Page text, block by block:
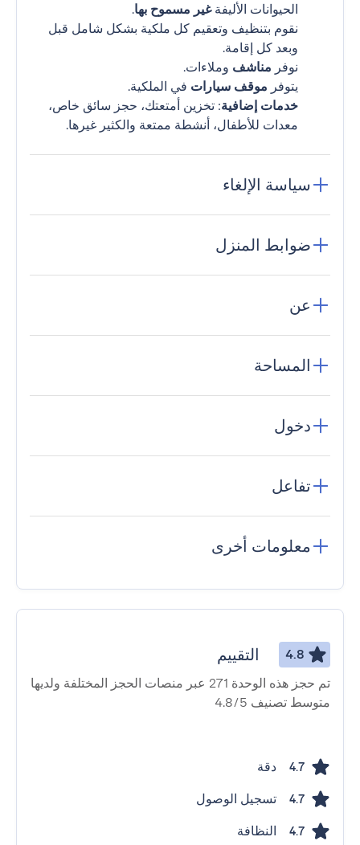
الحيوانات الأليفةغير مسموح بها.
نقوم بتنظيف وتعقيم كل ملكية بشكل شامل قبل
وبعد كل إقامة.
نوفر مناشف وملاءات.
يتوفر موقف سيارات في الملكية.
خدمات إضافية: تخزين أمتعتك، حجز سائق خاص،
معدات للأطفال، أنشطة ممتعة والكثير غيرها.
سياسة الإلغاء
ضوابط المنزل
عن
المساحة
دخول
تفاعل
معلومات أخرى
4.8 التقييم
تم حجز هذه الوحدة 271 عبر منصات الحجز المختلفة ولديها
متوسط ​​تصنيف 4.8/5
4.7 دقة
4.7 تسجيل الوصول
4.7 النظافة